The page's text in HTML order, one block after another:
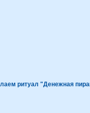
ритуал "Денежная